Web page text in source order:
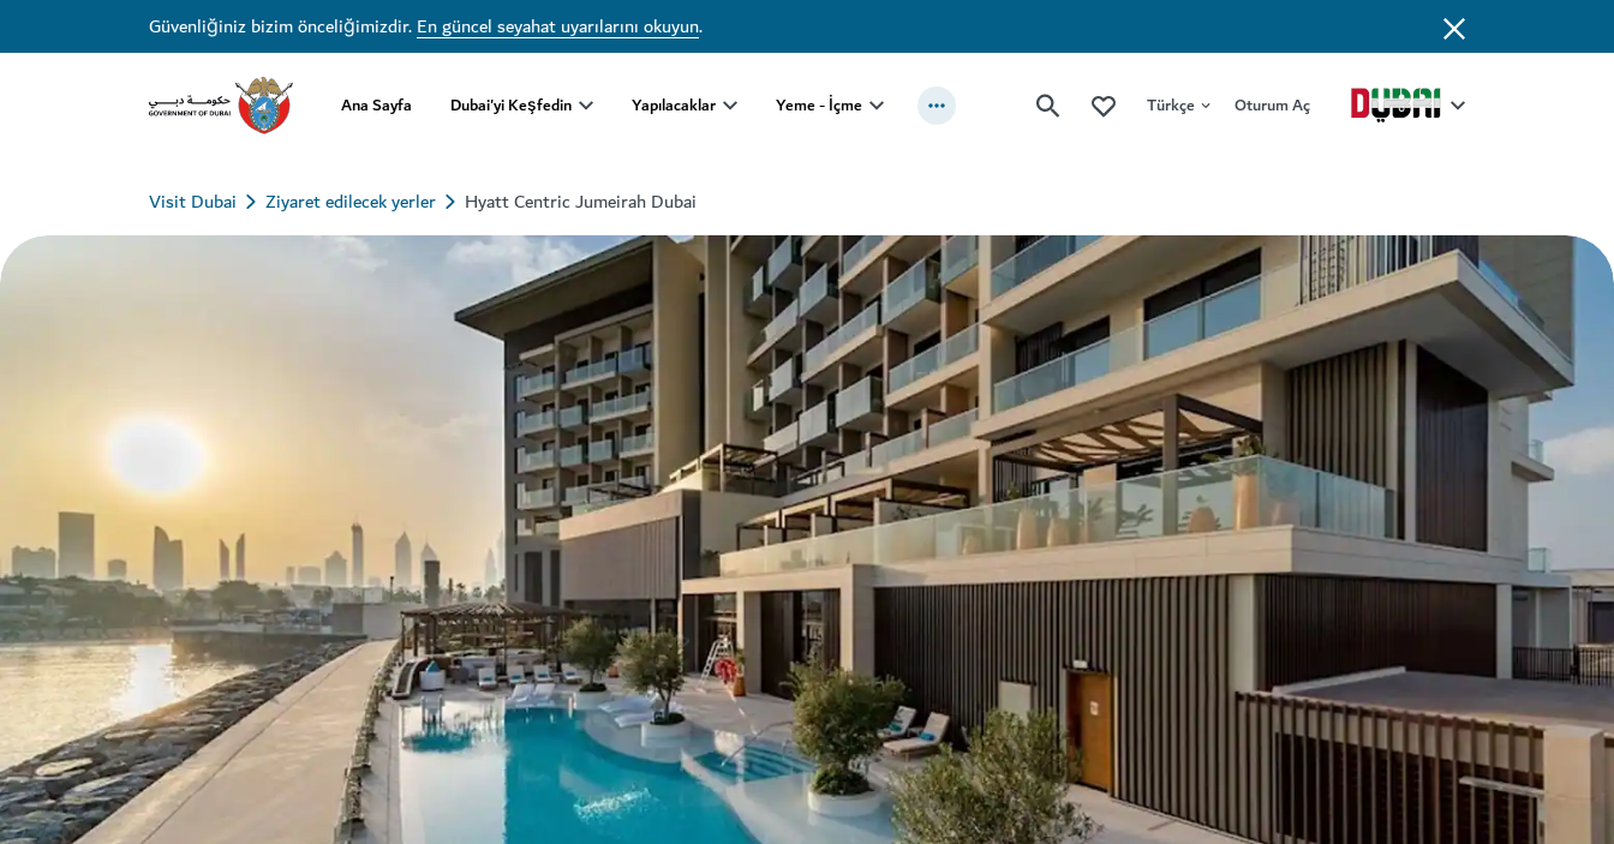
Güvenliğiniz bizim önceliğimizdir.En güncel seyahat uyarılarını okuyun.
Ana Sayfa Dubai'yi Keşfedin Yapılacaklar Yeme - İçme Türkçe Oturum Aç
Visit Dubai Ziyaret edilecek yerler Hyatt Centric Jumeirah Dubai